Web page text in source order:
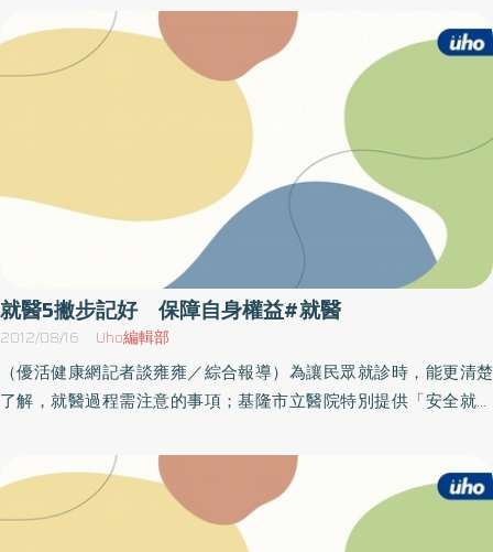
內政部表示，新規定實施後將擴大替代役男補助就醫據點，並修正
醫療補助費撥補程序以節省行政成本。內政部表示，現行規定替代
役役男非緊急之傷病，必須前往國軍醫院就醫，始可獲得醫療費用
補助。但因目前全國僅有11處國軍醫院，而替代役役男服勤處所遍及
全國各地，為維護役男就醫權益，修正規定為役男傷病，憑替代役
役男身分證，赴所有全民健康保險醫事服務機構就醫，其依全民健
康保險法規規定，應自行負擔之醫療費用，由內政部編列預算直接
撥付健保局，役男無需支付，將使役男就醫更方便，維護其就醫權
益。另外，內政部亦規定未來替代役役男就醫仍需自行支付掛號
費，期使役男珍惜醫療資源，並落實全民健保分級就醫制度。同時
規範替代役男於服役期間傷病，若有接受全民健康保險不給付範圍
醫療項目之需求，則可視個案情形酌以補助醫療技術費、醫師診察
費、手術費及無保險病房時之上一等病房差額。內政部表示，本項
替代役役男醫療新制施行後，將可解決目前役男就醫不便及申請醫
療補助不易等問題，使役男在服役期間均能得到妥適之醫療照顧，
就醫5撇步記好 保障自身權益#就醫
2012/08/16 Uho編輯部
（優活健康網記者談雍雍／綜合報導）為讓民眾就診時，能更清楚
了解，就醫過程需注意的事項；基隆市立醫院特別提供「安全就醫
或治療時，可先請醫師說明這項檢查或治療對你得重要性，或是看
病時對醫師的指示或解釋不甚了解時，不必擔心發問不好意思，必
須詳細地了解，就醫才能有最大的效果。就醫的5個小撇步為：撇步
1－安全看病講清楚，而醫師大約會問七種問題就是「哪裡不舒